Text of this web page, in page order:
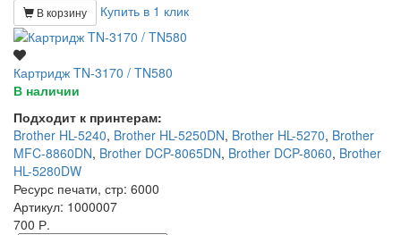
В корзину Купить в 1 клик
Картридж TN-3170 / TN580
В наличии
Подходит к принтерам:
Brother HL-5240, Brother HL-5250DN, Brother HL-5270, Brother
MFC-8860DN, Brother DCP-8065DN, Brother DCP-8060, Brother
HL-5280DW
Ресурс печати, стр: 6000
Артикул: 1000007
700 Р.